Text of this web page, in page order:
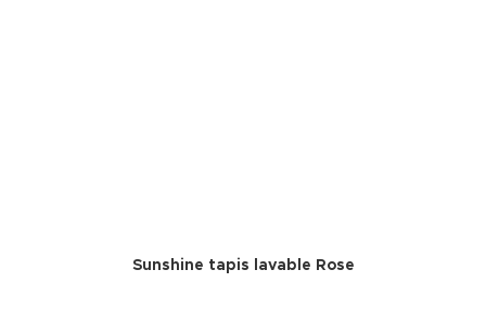
Sunshine tapis lavable Rose